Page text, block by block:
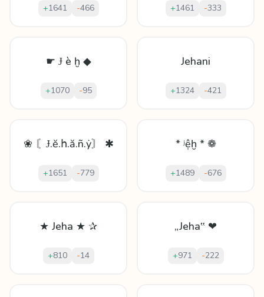
+1641 -466 +1461 -333
☛ Ɉ è ḫ ◆
+1070 -95
Jehani
+1324 -421
❀ 〘Ɉ.ĕ.հ.ă.ñ.ẏ〙 ✱
+1651 -779
* ʲệḫ * ❁
+1489 -676
★ Jeha ★ ✰
+810 -14
„Jeha‟ ❤
+971 -222